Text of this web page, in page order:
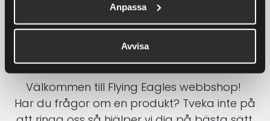
Anpassa
Avvisa
Välkommen till Flying Eagles webbshop!
Har du frågor om en produkt? Tveka inte på